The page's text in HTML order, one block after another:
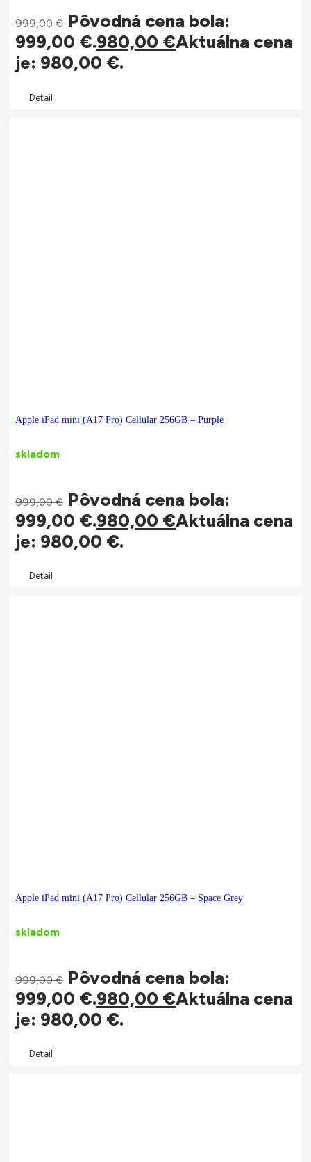
999,00€ Pôvodná cena bola:
999,00 €.980,00 €Aktuálna cena
je: 980,00 €.
Detail
Apple iPad mini (A17 Pro) Cellular 256GB – Purple
skladom
999,00€ Pôvodná cena bola:
999,00 €.980,00 €Aktuálna cena
je: 980,00 €.
Detail
Apple iPad mini (A17 Pro) Cellular 256GB – Space Grey
skladom
999,00€ Pôvodná cena bola:
999,00 €.980,00 €Aktuálna cena
je: 980,00 €.
Detail